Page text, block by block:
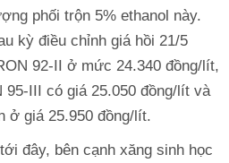
phối trộn 5% ethanol này.
kỳ điều chỉnh giá hồi 21/5
92-II ở mức 24.340 đồng/lít,
95-III có giá 25.050 đồng/lít và
ở giá 25.950 đồng/lít.
đây, bên cạnh xăng sinh học